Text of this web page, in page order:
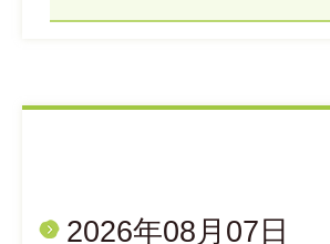
2026年08月07日